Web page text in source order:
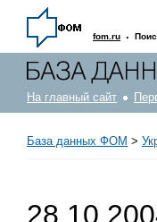
fom.ru ·
На главный сайт
База данных ФОМ >